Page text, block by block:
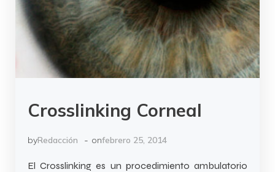
Crosslinking Corneal
byRedacción - onfebrero 25, 2014
El Crosslinking es un procedimiento ambulatorio